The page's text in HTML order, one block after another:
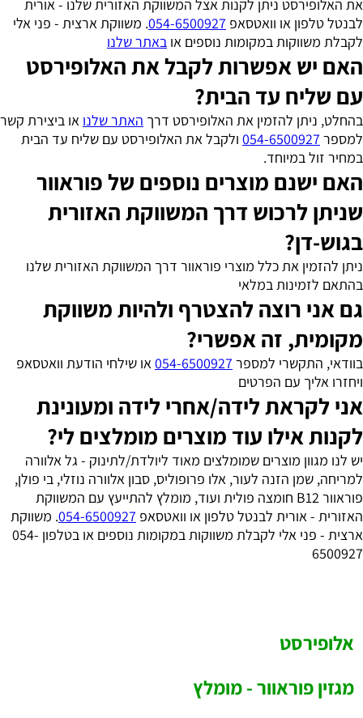
את האלופירסט ניתן לקנות אצל המשווקת האזורית שלנו - אורית
לבנטל טלפון או וואטסאפ 054-6500927. משווקת ארצית - פני אלי
לקבלת משווקות במקומות נוספים או באתר שלנו
האם יש אפשרות לקבל את האלופירסט
עם שליח עד הבית?
בהחלט, ניתן להזמין את האלופירסט דרך האתר שלנו או ביצירת קשר
למספר 054-6500927 ולקבל את האלופירסט עם שליח עד הבית
במחיר זול במיוחד.
האם ישנם מוצרים נוספים של פוראוור
שניתן לרכוש דרך המשווקת האזורית
בגוש-דן?
ניתן להזמין את כלל מוצרי פוראוור דרך המשווקת האזורית שלנו
בהתאם לזמינות במלאי
גם אני רוצה להצטרף ולהיות משווקת
מקומית, זה אפשרי?
בוודאי, התקשרי למספר 054-6500927או שילחי הודעת וואטסאפ
ויחזרו אליך עם הפרטים
אני לקראת לידה/אחרי לידה ומעונינת
לקנות אילו עוד מוצרים מומלצים לי?
יש לנו מגוון מוצרים שמומלצים מאוד ליולדת/לתינוק - גל אלוורה
למריחה, שמן הזנה לעור, אלו פרופוליס, סבון אלוורה נוזלי, בי פולן,
פוראוור B12 חומצה פולית ועוד, מומלץ להתייעץ עם המשווקת
האזורית - אורית לבנטל טלפון או וואטסאפ 054-6500927. משווקת
ארצית - פני אלי לקבלת משווקות במקומות נוספים או בטלפון 054-
6500927
אלופירסט
מגזין פוראוור - מומלץ